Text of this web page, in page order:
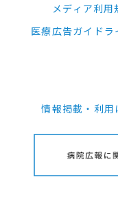
メディア利用
医療広告ガイド
情報掲載・利用